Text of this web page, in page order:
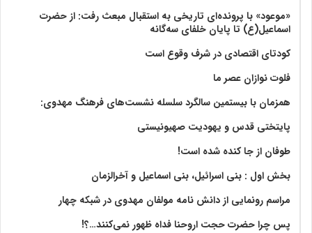
«موعود» با پرونده‌ای تاریخی به استقبال مبعث رفت: از حضرت
اسماعیل(ع) تا پایان خلفای سه‌گانه
کودتای اقتصادی در شرف وقوع است
فلوت نوازان عصر ما
همزمان با بیستمین سالگرد سلسله نشست‌های فرهنگ مهدوی:‌
پایتختی قدس و یهودیت صهیونیستی
طوفان از جا کنده شده است!
بخش اول : بنی اسرائیل، بنی اسماعیل و آخرالزمان
مراسم رونمایی از دانش نامه مولفان مهدوی در شبکه چهار
پس چرا حضرت حجت اروحنا فداه ظهور نمی‌کنند…؟!